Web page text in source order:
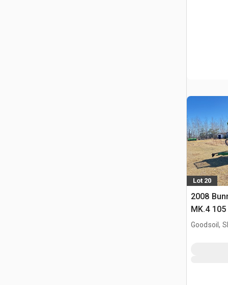
Lot 20
2008
MK.4
Goodsoil,